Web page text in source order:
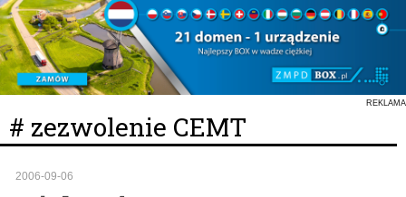
REKLAMA
# zezwolenie CEMT
2006-09-06